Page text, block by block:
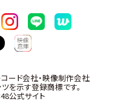
ード会社・映像制作会社
を示す登録商標です。
公式サイト